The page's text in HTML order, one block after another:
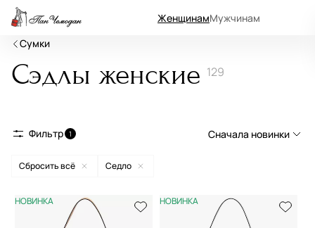
ЖенщинамМужчинам
Сумки
Сэдлы женские 129
Фильтр 1 Сначала новинки
Сначала популярные
По возрастанию цены
Сбросить всё Седло
НОВИНКА НОВИНКА